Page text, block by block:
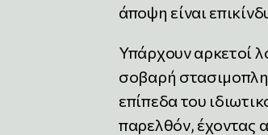
άποψη είναι
Υπάρχουν αρκετοί
σοβαρή
επίπεδα του
παρελθόν, έχοντας